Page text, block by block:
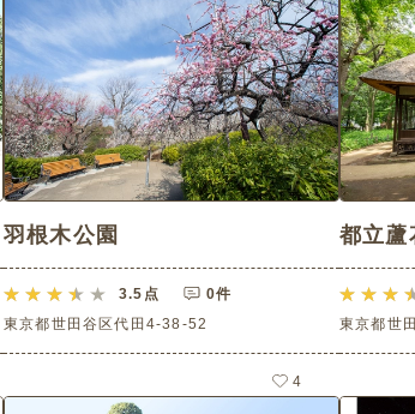
羽根木公園
3.5 点
0件
東京都世田谷区代田4-38-52
4
都立蘆
東京都世